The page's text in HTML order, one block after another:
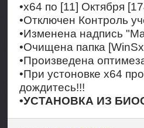
•x64 по [11] Октября
•Отключен Контроль
•Изменена надпись
•Очищена папка
•Произведена
•При устоновке x64
дождитесь!!!
•УСТАНОВКА ИЗ